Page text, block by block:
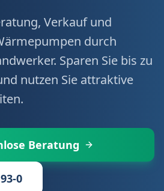
Verkauf und
durch
Sparen Sie bis zu
nutzen Sie attraktive
Beratung
0